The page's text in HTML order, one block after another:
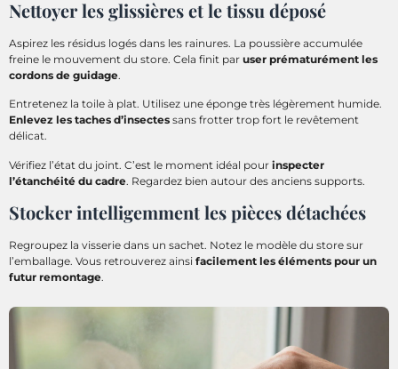
Nettoyer les glissières et le tissu déposé
Aspirez les résidus logés dans les rainures. La poussière accumulée
freine le mouvement du store. Cela finit par user prématurément les
cordons de guidage.
Entretenez la toile à plat. Utilisez une éponge très légèrement humide.
Enlevez les taches d’insectes sans frotter trop fort le revêtement
délicat.
Vérifiez l’état du joint. C’est le moment idéal pour inspecter
l’étanchéité du cadre. Regardez bien autour des anciens supports.
Stocker intelligemment les pièces détachées
Regroupez la visserie dans un sachet. Notez le modèle du store sur
l’emballage. Vous retrouverez ainsi facilement les éléments pour un
futur remontage.